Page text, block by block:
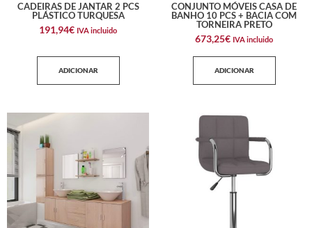
CADEIRAS DE JANTAR 2 PCS
PLÁSTICO TURQUESA
191,94€ IVA incluido
ADICIONAR
CONJUNTO MÓVEIS CASA DE
BANHO 10 PCS + BACIA COM
TORNEIRA PRETO
673,25€ IVA incluido
ADICIONAR